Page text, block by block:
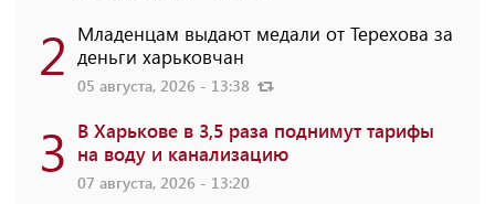
2 Младенцам выдают медали от Терехова за
деньги харьковчан
05 августа, 2026 - 13:38
3 В Харькове в 3,5 раза поднимут тарифы
на воду и канализацию
07 августа, 2026 - 13:20